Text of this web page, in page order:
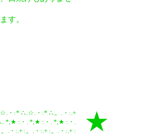
す。
・:* ∴..☆.・:* ∴.。.・:.+
*,★ :・. *,★ :・. *,★ :・.
.・:.+ :。.・:.+ :。.・:.+ :
★